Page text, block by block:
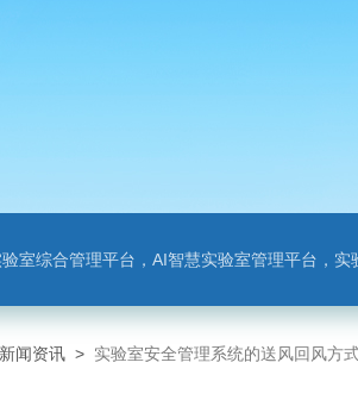
验室综合管理平台，AI智慧实验室管理平台，实
新闻资讯 > 实验室安全管理系统的送风回风方